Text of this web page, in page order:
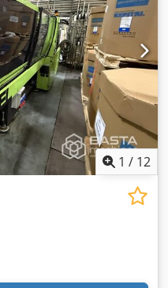
1 / 12